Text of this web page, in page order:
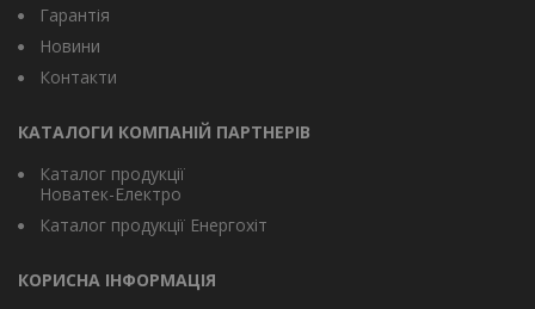
Гарантія
Новини
Контакти
КАТАЛОГИ КОМПАНІЙ ПАРТНЕРІВ
Каталог продукції
Новатек-Електро
Каталог продукції Енергохіт
КОРИСНА ІНФОРМАЦІЯ